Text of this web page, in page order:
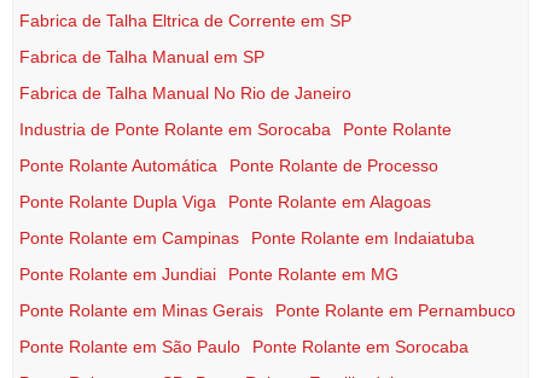
Fabrica de Talha Eltrica de Corrente em SP
Fabrica de Talha Manual em SP
Fabrica de Talha Manual No Rio de Janeiro
Industria de Ponte Rolante em Sorocaba
Ponte Rolante
Ponte Rolante Automática
Ponte Rolante de Processo
Ponte Rolante Dupla Viga
Ponte Rolante em Alagoas
Ponte Rolante em Campinas
Ponte Rolante em Indaiatuba
Ponte Rolante em Jundiai
Ponte Rolante em MG
Ponte Rolante em Minas Gerais
Ponte Rolante em Pernambuco
Ponte Rolante em São Paulo
Ponte Rolante em Sorocaba